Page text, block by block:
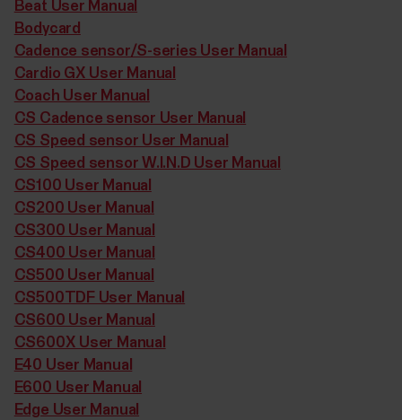
Beat User Manual
Bodycard
Cadence sensor/S-series User Manual
Cardio GX User Manual
Coach User Manual
CS Cadence sensor User Manual
CS Speed sensor User Manual
CS Speed sensor W.I.N.D User Manual
CS100 User Manual
CS200 User Manual
CS300 User Manual
CS400 User Manual
CS500 User Manual
CS500TDF User Manual
CS600 User Manual
CS600X User Manual
E40 User Manual
E600 User Manual
Edge User Manual